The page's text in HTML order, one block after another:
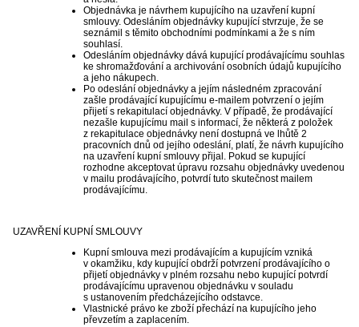
Objednávka je návrhem kupujícího na uzavření kupní
smlouvy. Odesláním objednávky kupující stvrzuje, že se
seznámil s těmito obchodními podmínkami a že s ním
souhlasí.
Odesláním objednávky dává kupující prodávajícímu souhlas
ke shromažďování a archivování osobních údajů kupujícího
a jeho nákupech.
Po odeslání objednávky a jejím následném zpracování
zašle prodávající kupujícímu e-mailem potvrzení o jejím
přijetí s rekapitulací objednávky. V případě, že prodávající
nezašle kupujícímu mail s informací, že některá z položek
z rekapitulace objednávky není dostupná ve lhůtě 2
pracovních dnů od jejího odeslání, platí, že návrh kupujícího
na uzavření kupní smlouvy přijal. Pokud se kupující
rozhodne akceptovat úpravu rozsahu objednávky uvedenou
v mailu prodávajícího, potvrdí tuto skutečnost mailem
prodávajícímu.
UZAVŘENÍ KUPNÍ SMLOUVY
Kupní smlouva mezi prodávajícím a kupujícím vzniká
v okamžiku, kdy kupující obdrží potvrzení prodávajícího o
přijetí objednávky v plném rozsahu nebo kupující potvrdí
prodávajícímu upravenou objednávku v souladu
s ustanovením předcházejícího odstavce.
Vlastnické právo ke zboží přechází na kupujícího jeho
převzetím a zaplacením.